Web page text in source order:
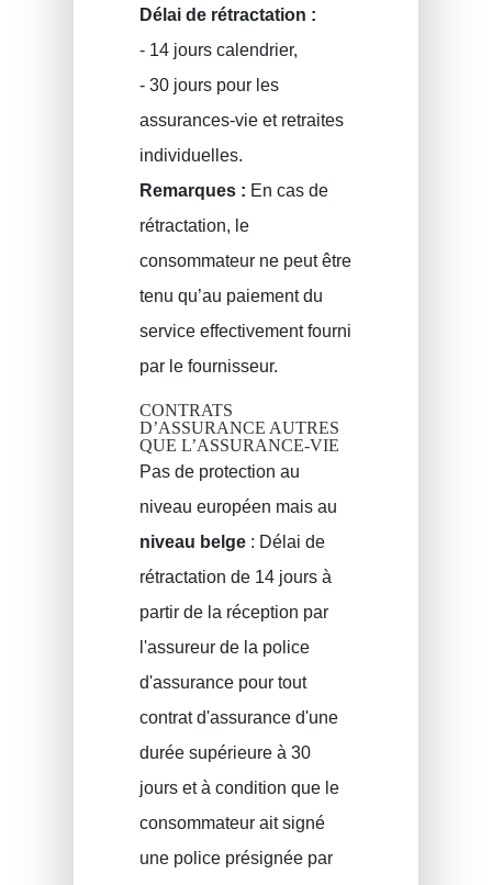
Délai de rétractation :
- 14 jours calendrier,
- 30 jours pour les
assurances-vie et retraites
individuelles.
Remarques : En cas de
rétractation, le
consommateur ne peut être
tenu qu’au paiement du
service effectivement fourni
par le fournisseur.
CONTRATS
D’ASSURANCE AUTRES
QUE L’ASSURANCE-VIE
Pas de protection au
niveau européen mais au
niveau belge : Délai de
rétractation de 14 jours à
partir de la réception par
l'assureur de la police
d'assurance pour tout
contrat d'assurance d'une
durée supérieure à 30
jours et à condition que le
consommateur ait signé
une police présignée par